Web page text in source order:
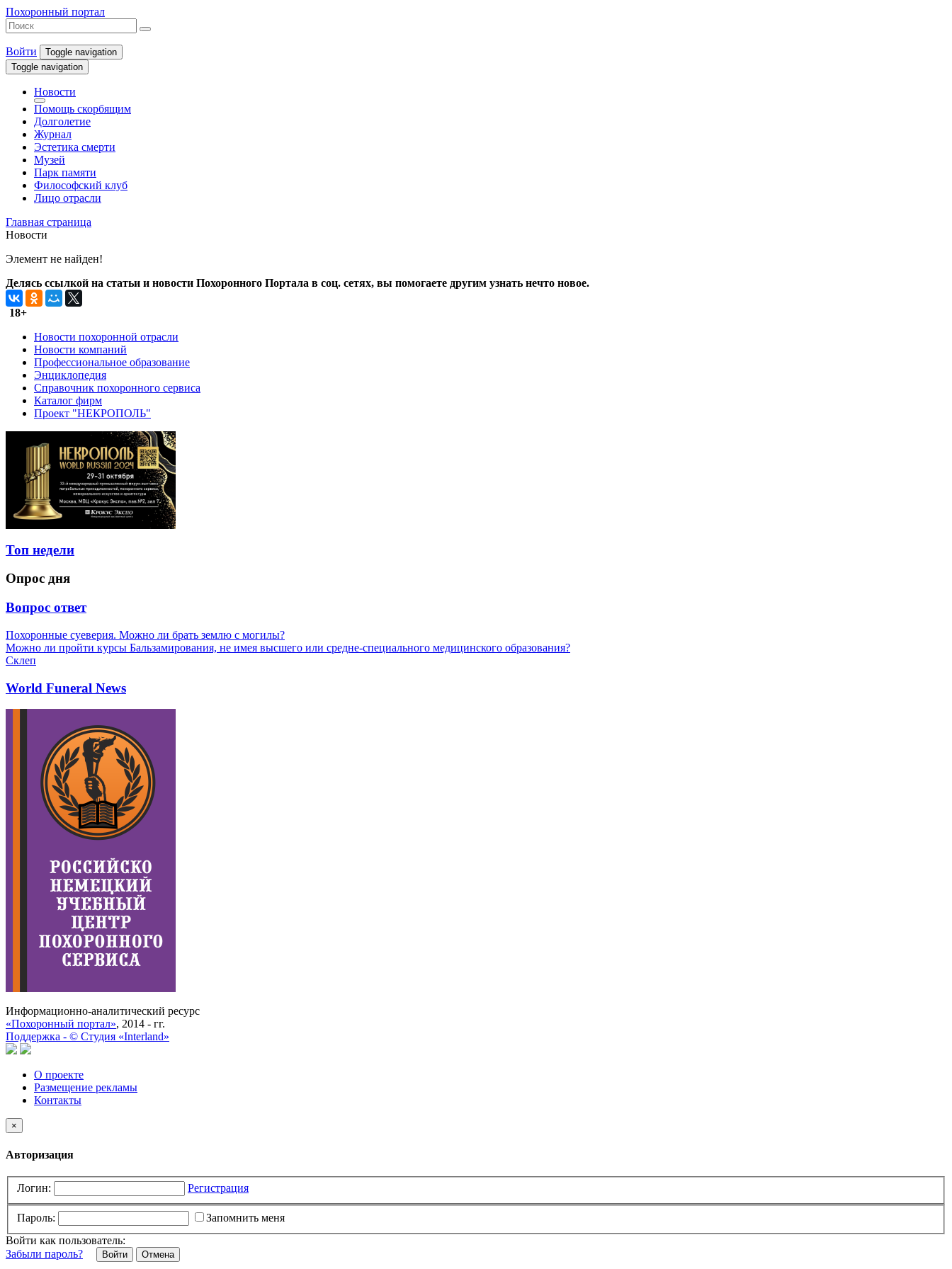
Похоронный портал
Войти
Toggle navigation
Toggle navigation
Новости
Помощь скорбящим
Долголетие
Журнал
Эстетика смерти
Музей
Парк памяти
Философский клуб
Лицо отрасли
Главная страница
Новости
Элемент не найден!
Делясь ссылкой на статьи и новости Похоронного Портала в соц. сетях, вы помогаете другим узнать нечто новое.
18+
Новости похоронной отрасли
Новости компаний
Профессиональное образование
Энциклопедия
Справочник похоронного сервиса
Каталог фирм
Проект "НЕКРОПОЛЬ"
Топ недели
Опрос дня
Вопрос ответ
Похоронные суеверия. Можно ли брать землю с могилы?
Можно ли пройти курсы Бальзамирования, не имея высшего или средне-специального медицинского образования?
Склеп
World Funeral News
Информационно-аналитический ресурс
«Похоронный портал», 2014 - гг.
Поддержка - © Cтудия «Interland»
О проекте
Размещение рекламы
Контакты
×
Авторизация
Логин: Регистрация
Пароль:
Запомнить меня
Войти как пользователь:
Забыли пароль?
Отмена